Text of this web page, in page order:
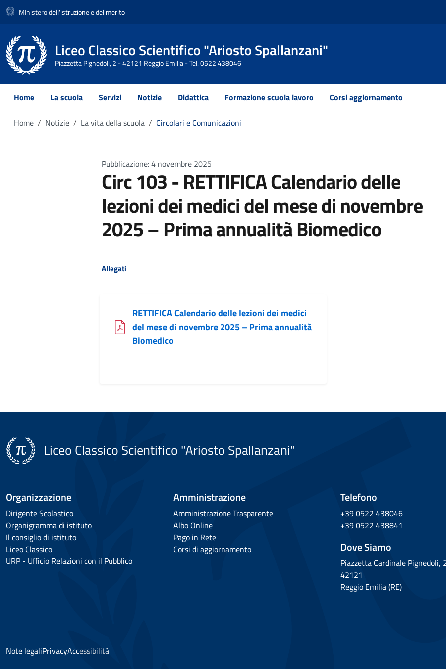
MInistero dell'istruzione e del merito
Liceo Classico Scientifico "Ariosto Spallanzani"
Piazzetta Pignedoli, 2 - 42121 Reggio Emilia - Tel. 0522 438046
Home La scuola Servizi Notizie Didattica Formazione scuola lavoro Corsi aggiornamento
Home Notizie La vita della scuola Circolari e Comunicazioni
Pubblicazione: 4 novembre 2025
Circ 103 - RETTIFICA Calendario delle
lezioni dei medici del mese di novembre
2025 – Prima annualità Biomedico
Allegati
RETTIFICA Calendario delle lezioni dei medici
del mese di novembre 2025 – Prima annualità
Biomedico
Liceo Classico Scientifico "Ariosto Spallanzani"
Organizzazione
Dirigente Scolastico
Organigramma di istituto
Il consiglio di istituto
Liceo Classico
URP - Ufficio Relazioni con il Pubblico
Amministrazione
Amministrazione Trasparente
Albo Online
Pago in Rete
Corsi di aggiornamento
Telefono
+39 0522 438046
+39 0522 438841
Dove Siamo
Piazzetta Cardinale Pignedoli, 2
42121
Reggio Emilia (RE)
Note legaliPrivacyAccessibilità